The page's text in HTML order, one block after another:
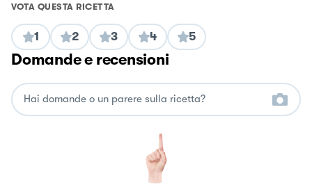
VOTA QUESTA RICETTA
1 2 3 4 5
Domande e recensioni